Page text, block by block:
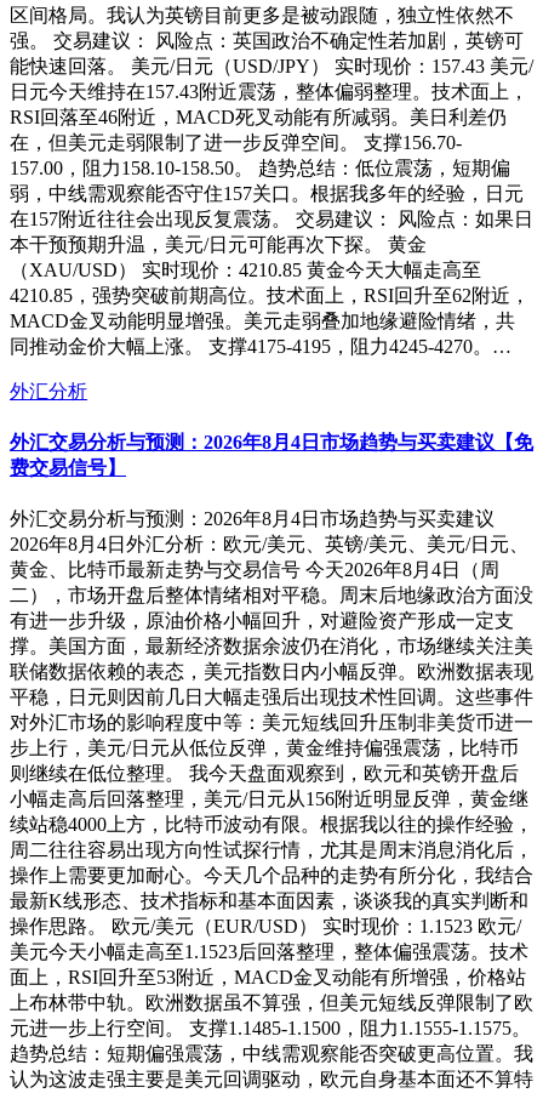
区间格局。我认为英镑目前更多是被动跟随，独立性依然不
强。 交易建议： 风险点：英国政治不确定性若加剧，英镑可
能快速回落。 美元/日元（USD/JPY） 实时现价：157.43 美元/
日元今天维持在157.43附近震荡，整体偏弱整理。技术面上，
RSI回落至46附近，MACD死叉动能有所减弱。美日利差仍
在，但美元走弱限制了进一步反弹空间。 支撑156.70-
157.00，阻力158.10-158.50。 趋势总结：低位震荡，短期偏
弱，中线需观察能否守住157关口。根据我多年的经验，日元
在157附近往往会出现反复震荡。 交易建议： 风险点：如果日
本干预预期升温，美元/日元可能再次下探。 黄金
（XAU/USD） 实时现价：4210.85 黄金今天大幅走高至
4210.85，强势突破前期高位。技术面上，RSI回升至62附近，
MACD金叉动能明显增强。美元走弱叠加地缘避险情绪，共
同推动金价大幅上涨。 支撑4175-4195，阻力4245-4270。…
外汇分析
外汇交易分析与预测：2026年8月4日市场趋势与买卖建议【免
费交易信号】
外汇交易分析与预测：2026年8月4日市场趋势与买卖建议
2026年8月4日外汇分析：欧元/美元、英镑/美元、美元/日元、
黄金、比特币最新走势与交易信号 今天2026年8月4日（周
二），市场开盘后整体情绪相对平稳。周末后地缘政治方面没
有进一步升级，原油价格小幅回升，对避险资产形成一定支
撑。美国方面，最新经济数据余波仍在消化，市场继续关注美
联储数据依赖的表态，美元指数日内小幅反弹。欧洲数据表现
平稳，日元则因前几日大幅走强后出现技术性回调。这些事件
对外汇市场的影响程度中等：美元短线回升压制非美货币进一
步上行，美元/日元从低位反弹，黄金维持偏强震荡，比特币
则继续在低位整理。 我今天盘面观察到，欧元和英镑开盘后
小幅走高后回落整理，美元/日元从156附近明显反弹，黄金继
续站稳4000上方，比特币波动有限。根据我以往的操作经验，
周二往往容易出现方向性试探行情，尤其是周末消息消化后，
操作上需要更加耐心。今天几个品种的走势有所分化，我结合
最新K线形态、技术指标和基本面因素，谈谈我的真实判断和
操作思路。 欧元/美元（EUR/USD） 实时现价：1.1523 欧元/
美元今天小幅走高至1.1523后回落整理，整体偏强震荡。技术
面上，RSI回升至53附近，MACD金叉动能有所增强，价格站
上布林带中轨。欧洲数据虽不算强，但美元短线反弹限制了欧
元进一步上行空间。 支撑1.1485-1.1500，阻力1.1555-1.1575。
趋势总结：短期偏强震荡，中线需观察能否突破更高位置。我
认为这波走强主要是美元回调驱动，欧元自身基本面还不算特